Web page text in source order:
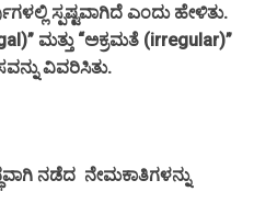
ಸ್ಪಷ್ಟವಾಗಿದೆ ಎಂದು ಹೇಳಿತು.
ಮತ್ತು “ಅಕ್ರಮತೆ (irregular)”
ವಿವರಿಸಿತು.
ನಡೆದ ನೇಮಕಾತಿಗಳನ್ನು